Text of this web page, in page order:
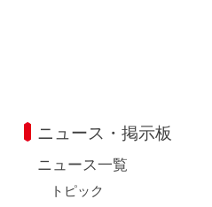
ニュース・掲示板
ニュース一覧
トピック